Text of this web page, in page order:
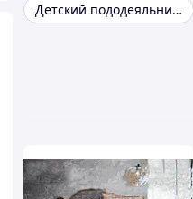
Детский пододеяльник 110х140 см